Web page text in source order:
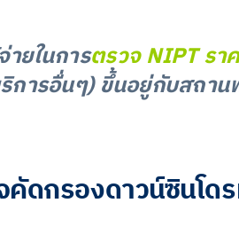
ยในการตรวจ NIPT รา
การอื่นๆ) ขึ้นอยู่กับสถาน
ดกรองดาวน์ซินโ